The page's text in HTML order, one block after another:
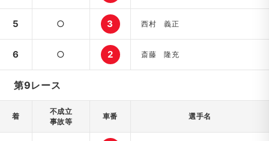
5 ○ 3 西村 義正
6 ○ 2 斎藤 隆充
第9レース
着
不成立
事故等
車番 選手名